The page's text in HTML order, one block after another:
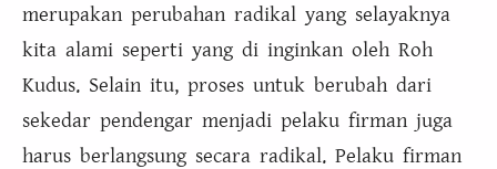
merupakan perubahan radikal yang selayaknya
kita alami seperti yang di inginkan oleh Roh
Kudus. Selain itu, proses untuk berubah dari
sekedar pendengar menjadi pelaku firman juga
harus berlangsung secara radikal. Pelaku firman